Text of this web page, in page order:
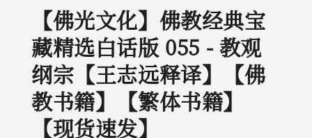
【佛光文化】佛教经典宝
藏精选白话版 055 - 教观
纲宗【王志远释译】【佛
教书籍】【繁体书籍】
【现货速发】